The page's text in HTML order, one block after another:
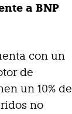
a BNP
con un
de
un 10% de
no